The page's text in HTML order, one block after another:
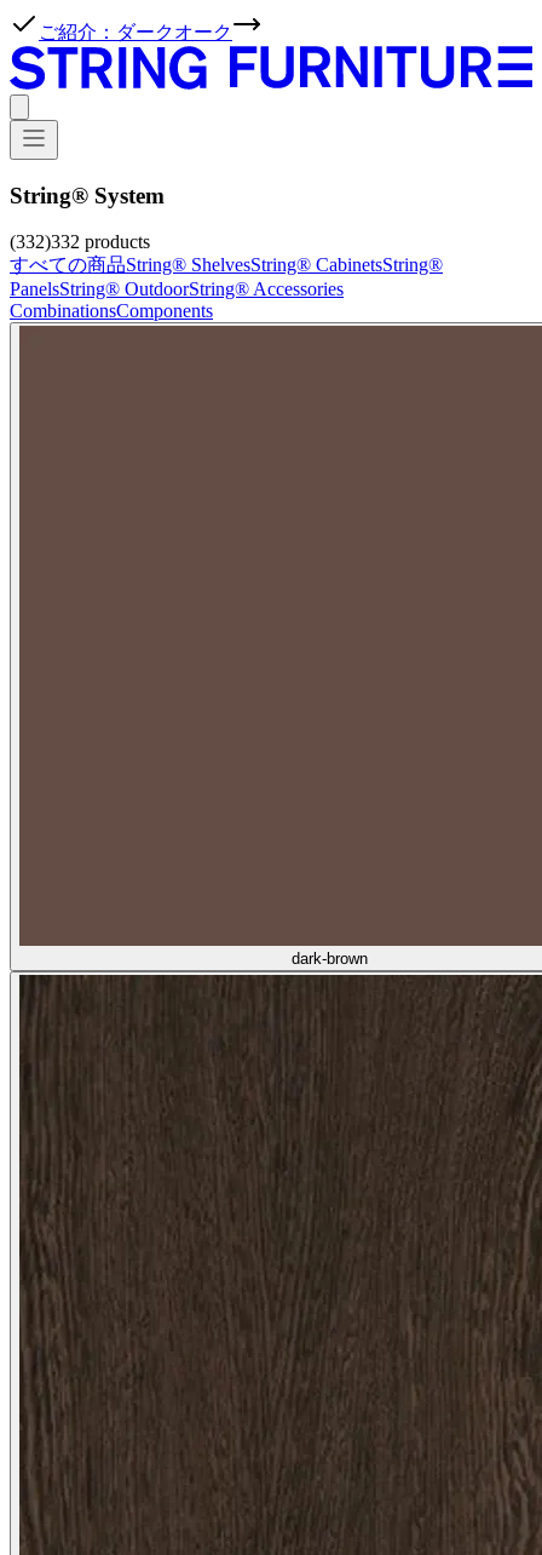
ご紹介：ダークオーク
String® System
(332)332 products
すべての商品String® ShelvesString® CabinetsString®
PanelsString® OutdoorString® Accessories
CombinationsComponents
dark-brown